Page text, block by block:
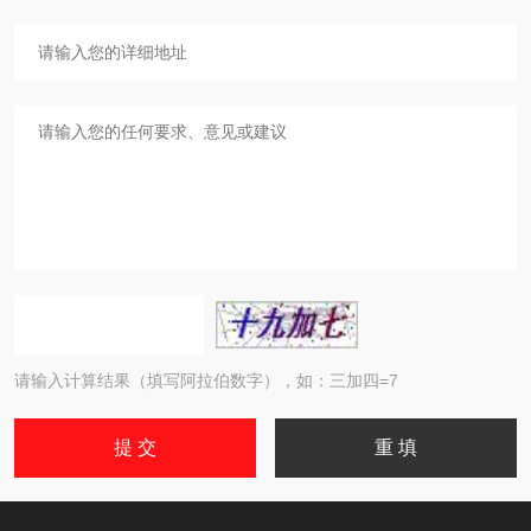
请输入计算结果（填写阿拉伯数字），如：三加四=7